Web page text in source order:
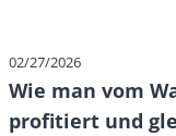
02/27/2026
Wie man vom
profitiert und